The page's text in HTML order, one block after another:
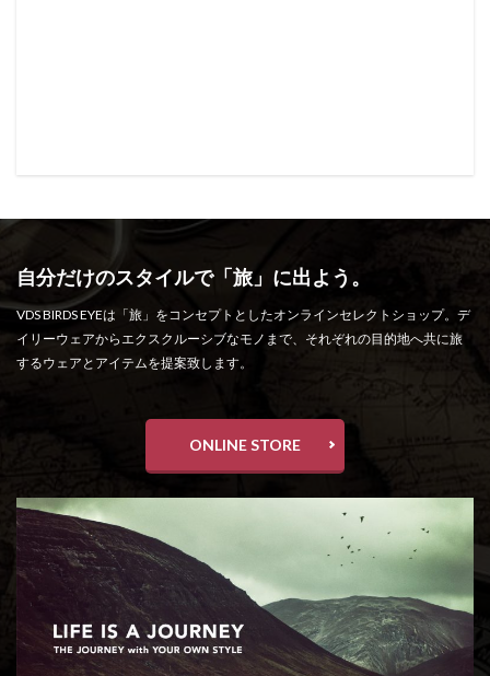
自分だけのスタイルで「旅」に出よう。
VDS BIRDS EYEは「旅」をコンセプトとしたオンラインセレクトショップ。デ
イリーウェアからエクスクルーシブなモノまで、それぞれの目的地へ共に旅
するウェアとアイテムを提案致します。
ONLINE STORE